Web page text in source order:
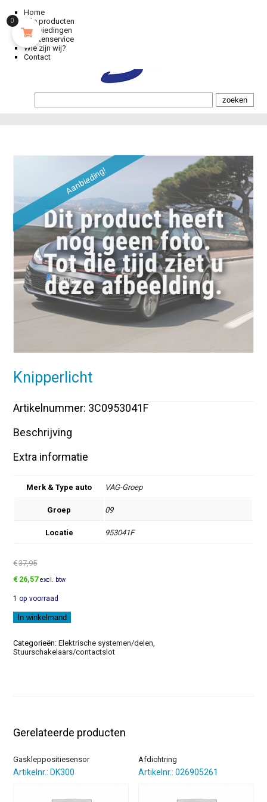
Home
Alle producten
Aanbiedingen
Klantenservice
Wie zijn wij?
Contact
Aanbieding!
Knipperlicht
Artikelnummer: 3C0953041F
Beschrijving
Extra informatie
Merk & Type auto VAG-Groep
Groep 09
Locatie 953041F
€37,95
Oorspronkelijke
was:
€37,95.
€ 26,57Huidige
is:
€26,57.
excl. btw
1 op voorraad
Knipperlicht
aantal
In winkelmand
Categorieën:Elektrische systemen/delen,
Stuurschakelaars/contactslot
Gerelateerde producten
Gaskleppositiesensor
Artikelnr.: DK300
Afdichtring
Artikelnr.: 026905261
0